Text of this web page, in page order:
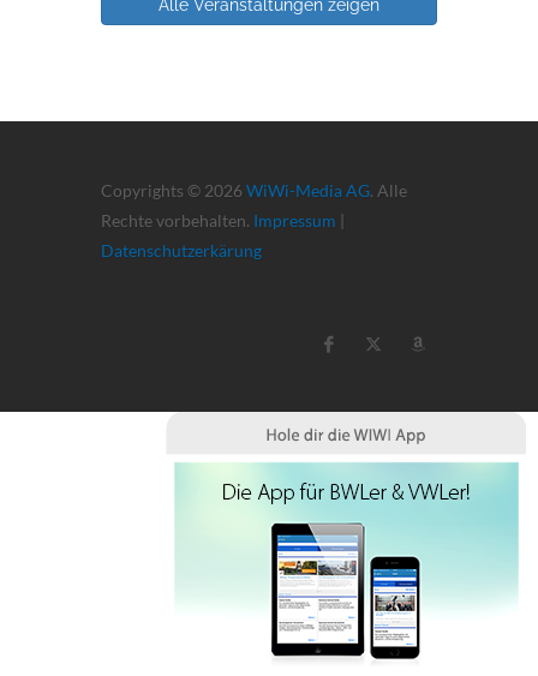
Alle Veranstaltungen zeigen
Copyrights © 2026 WiWi-Media AG. Alle
Rechte vorbehalten. Impressum |
Datenschutzerkärung